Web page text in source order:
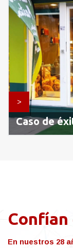
>
Caso de
Confían
En nuestros 28